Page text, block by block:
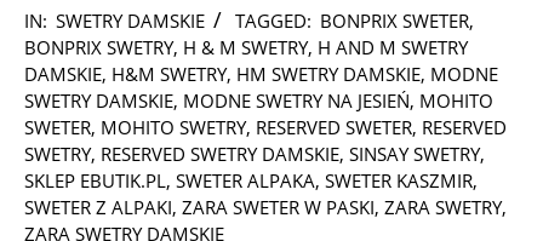
2025-
01-
29
IN: SWETRY DAMSKIE TAGGED: BONPRIX SWETER,
BONPRIX SWETRY, H & M SWETRY, H AND M SWETRY
DAMSKIE, H&M SWETRY, HM SWETRY DAMSKIE, MODNE
SWETRY DAMSKIE, MODNE SWETRY NA JESIEŃ, MOHITO
SWETER, MOHITO SWETRY, RESERVED SWETER, RESERVED
SWETRY, RESERVED SWETRY DAMSKIE, SINSAY SWETRY,
SKLEP EBUTIK.PL, SWETER ALPAKA, SWETER KASZMIR,
SWETER Z ALPAKI, ZARA SWETER W PASKI, ZARA SWETRY,
ZARA SWETRY DAMSKIE